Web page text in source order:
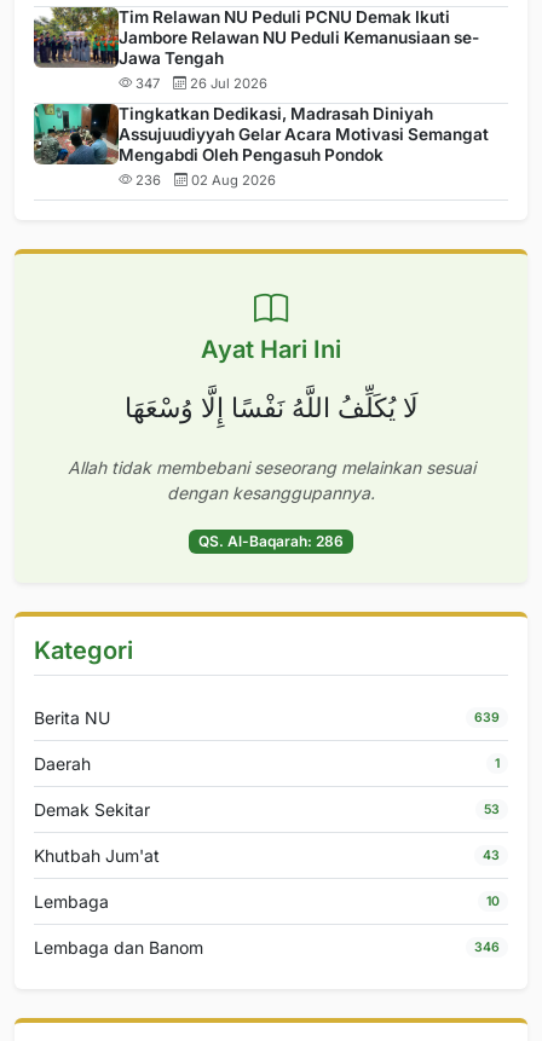
Tim Relawan NU Peduli PCNU Demak Ikuti
Jambore Relawan NU Peduli Kemanusiaan se-
Jawa Tengah
347 26 Jul 2026
Tingkatkan Dedikasi, Madrasah Diniyah
Assujuudiyyah Gelar Acara Motivasi Semangat
Mengabdi Oleh Pengasuh Pondok
236 02 Aug 2026
Ayat Hari Ini
لَا يُكَلِّفُ اللَّهُ نَفْسًا إِلَّا وُسْعَهَا
Allah tidak membebani seseorang melainkan sesuai
dengan kesanggupannya.
QS. Al-Baqarah: 286
Kategori
Berita NU 639
Daerah 1
Demak Sekitar 53
Khutbah Jum'at 43
Lembaga 10
Lembaga dan Banom 346